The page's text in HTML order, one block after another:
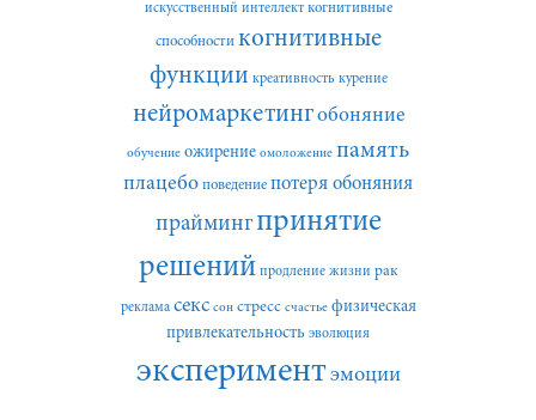
искусственный интеллект когнитивные
способности когнитивные
функции креативность курение
нейромаркетингобоняние
обучение ожирение омоложение память
плацебо поведение потеря обоняния
праймингпринятие
решений продление жизни рак
реклама секс сон стресс счастье физическая
привлекательность эволюция
экспериментэмоции